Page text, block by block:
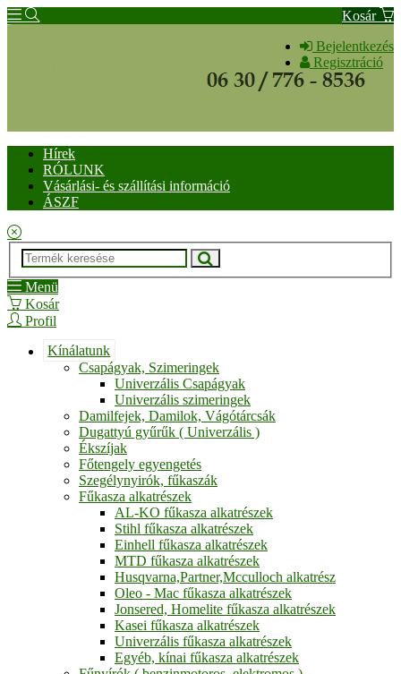
Kosár
Bejelentkezés
Regisztráció
Hírek
RÓLUNK
Vásárlási- és szállítási információ
ÁSZF
Menü
Kosár
Profil
Kínálatunk
Csapágyak, Szimeringek
Univerzális Csapágyak
Univerzális szimeringek
Damilfejek, Damilok, Vágótárcsák
Dugattyú gyűrűk ( Univerzális )
Ékszíjak
Főtengely egyengetés
Szegélynyirók, fűkaszák
Fűkasza alkatrészek
AL-KO fűkasza alkatrészek
Stihl fűkasza alkatrészek
Einhell fűkasza alkatrészek
MTD fűkasza alkatrészek
Husqvarna,Partner,Mcculloch alkatrész
Oleo - Mac fűkasza alkatrészek
Jonsered, Homelite fűkasza alkatrészek
Kasei fűkasza alkatrészek
Univerzális fűkasza alkatrészek
Egyéb, kínai fűkasza alkatrészek